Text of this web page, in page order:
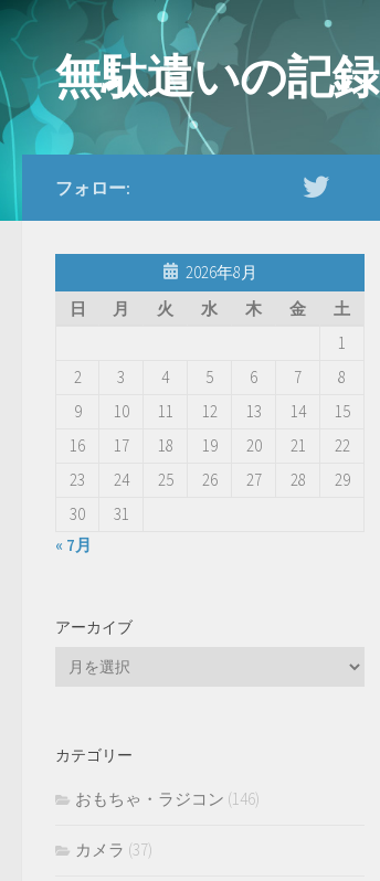
コンテンツへスキップ
無駄遣いの記録
フォロー:
2026年8月
日
月 火 水 木 金
土
1
2
3 4 5 6 7
8
9
10 11 12 13 14
15
16
17 18 19 20 21
22
23
24 25 26 27 28
29
30
31
« 7月
アーカイブ
ブ
カテゴリー
おもちゃ・ラジコン (146)
カメラ (37)